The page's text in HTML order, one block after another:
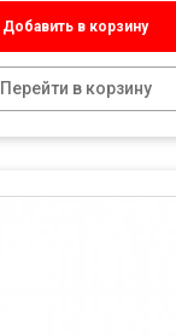
Добавить в корзину
Перейти в корзину